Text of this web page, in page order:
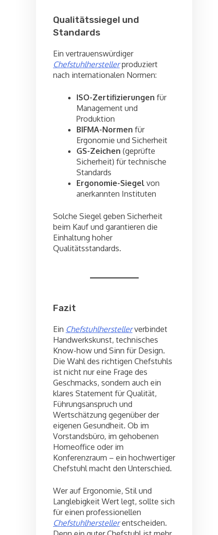
Qualitätssiegel und
Standards
Ein vertrauenswürdiger
Chefstuhlherstellerproduziert
nach internationalen Normen:
ISO-Zertifizierungen für
Management und
Produktion
BIFMA-Normen für
Ergonomie und Sicherheit
GS-Zeichen (geprüfte
Sicherheit) für technische
Standards
Ergonomie-Siegel von
anerkannten Instituten
Solche Siegel geben Sicherheit
beim Kauf und garantieren die
Einhaltung hoher
Qualitätsstandards.
Fazit
Ein Chefstuhlherstellerverbindet
Handwerkskunst, technisches
Know-how und Sinn für Design.
Die Wahl des richtigen Chefstuhls
ist nicht nur eine Frage des
Geschmacks, sondern auch ein
klares Statement für Qualität,
Führungsanspruch und
Wertschätzung gegenüber der
eigenen Gesundheit. Ob im
Vorstandsbüro, im gehobenen
Homeoffice oder im
Konferenzraum – ein hochwertiger
Chefstuhl macht den Unterschied.
Wer auf Ergonomie, Stil und
Langlebigkeit Wert legt, sollte sich
für einen professionellen
Chefstuhlherstellerentscheiden.